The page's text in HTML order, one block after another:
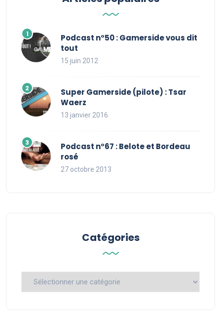
Podcast n°50 : Gamerside vous dit
tout
15 juin 2012
Super Gamerside (pilote) : Tsar
Waerz
13 janvier 2016
Podcast n°67 : Belote et Bordeau
rosé
27 octobre 2013
Catégories
Catégories